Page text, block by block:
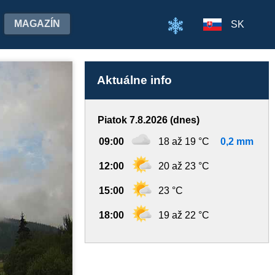
MAGAZÍN SK
Aktuálne info
Piatok 7.8.2026 (dnes)
09:00 18 až 19 °C 0,2 mm
12:00 20 až 23 °C
15:00 23 °C
18:00 19 až 22 °C